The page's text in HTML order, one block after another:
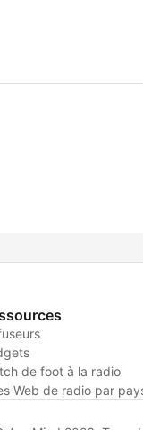
de foot à la radio
Web de radio par